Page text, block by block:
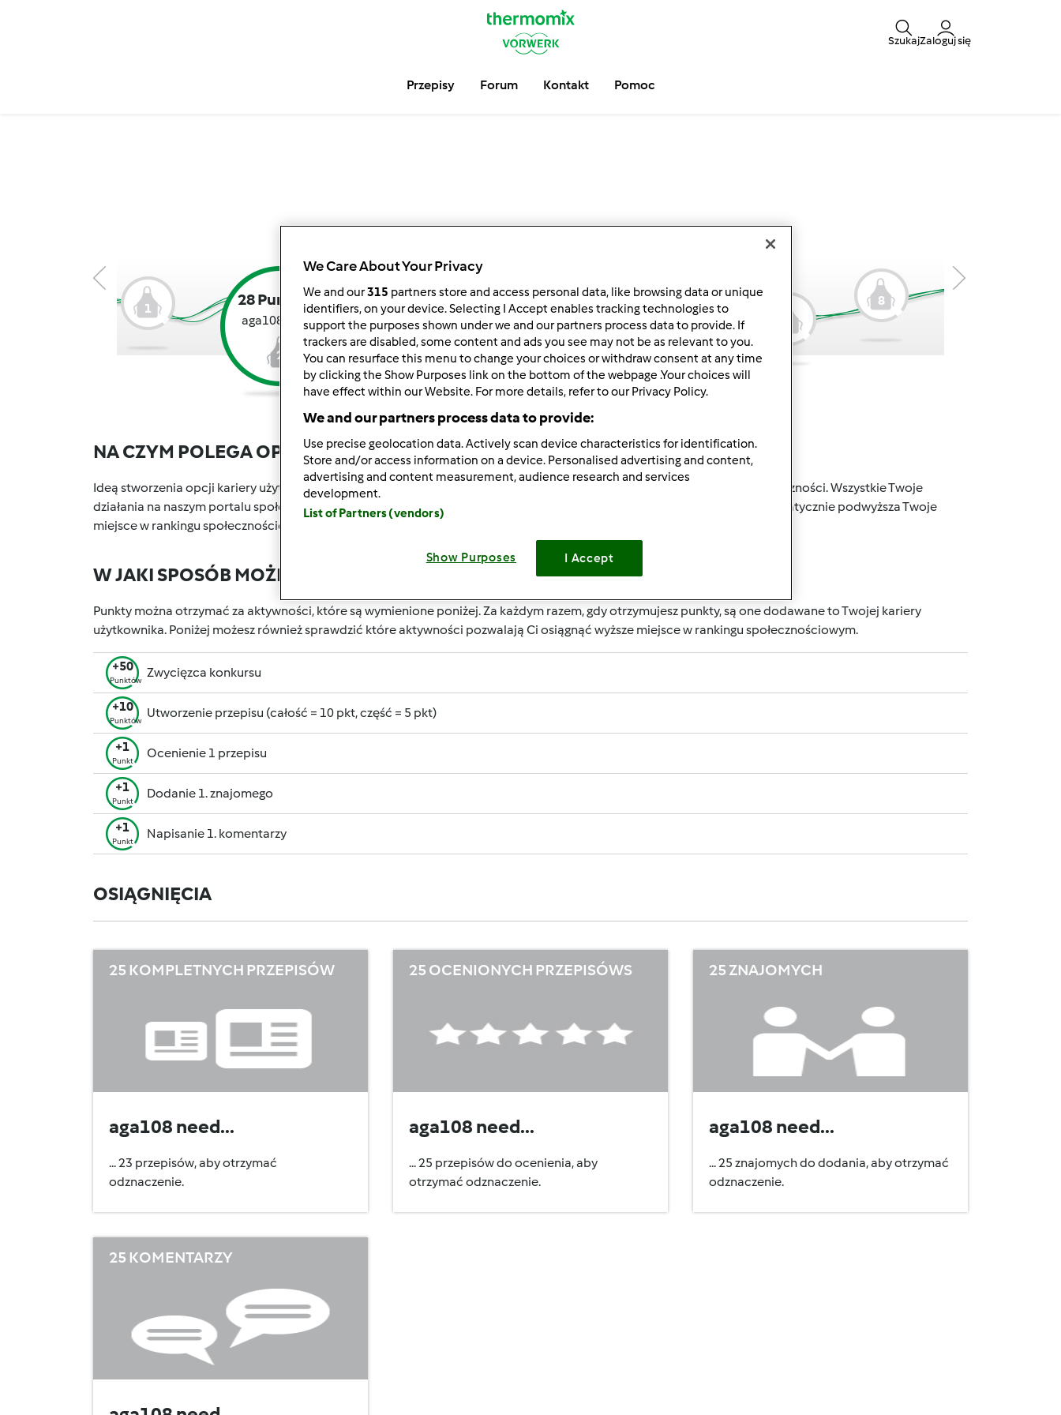
SzukajZaloguj się
Przepisy Forum Kontakt Pomoc
1 28 Punktów
aga108s rank:
2
3
4
5
6
8
NA CZYM POLEGA OPCJA KARIERY UŻYTKOWNIKA?
Ideą stworzenia opcji kariery użytkownika w Przepisowni jest uznanie jego aktywności, które wspierają rozwój naszej społeczności. Wszystkie Twoje
działania na naszym portalu społecznościowym są nagradzane przez punkty. Osiągnięcie określonej liczby punktów, automatycznie podwyższa Twoje
miejsce w rankingu społecznościowym, który określany jest numerem wewnątrz fartucha obok nazwy użytkownika.
W JAKI SPOSÓB MOŻESZ OTRZYMAĆ PUNKTY ZA AKTYWNOŚĆ?
Punkty można otrzymać za aktywności, które są wymienione poniżej. Za każdym razem, gdy otrzymujesz punkty, są one dodawane to Twojej kariery
użytkownika. Poniżej możesz również sprawdzić które aktywności pozwalają Ci osiągnąć wyższe miejsce w rankingu społecznościowym.
+50
Punktów
Zwycięzca konkursu
+10
Punktów
Utworzenie przepisu (całość = 10 pkt, część = 5 pkt)
+1
Punkt
Ocenienie 1 przepisu
+1
Punkt
Dodanie 1. znajomego
+1
Punkt
Napisanie 1. komentarzy
OSIĄGNIĘCIA
25 KOMPLETNYCH PRZEPISÓW
aga108 need...
... 23 przepisów, aby otrzymać
odznaczenie.
25 OCENIONYCH PRZEPISÓWS
aga108 need...
... 25 przepisów do ocenienia, aby
otrzymać odznaczenie.
25 ZNAJOMYCH
aga108 need...
... 25 znajomych do dodania, aby otrzymać
odznaczenie.
25 KOMENTARZY
We Care About Your Privacy
We and our315 partners store and access personal data, like browsing data or unique
identifiers, on your device. Selecting I Accept enables tracking technologies to
support the purposes shown under we and our partners process data to provide. If
trackers are disabled, some content and ads you see may not be as relevant to you.
You can resurface this menu to change your choices or withdraw consent at any time
by clicking the Show Purposes link on the bottom of the webpage .Your choices will
have effect within our Website. For more details, refer to our Privacy Policy.
We and our partners process data to provide:
Use precise geolocation data. Actively scan device characteristics for identification.
Store and/or access information on a device. Personalised advertising and content,
advertising and content measurement, audience research and services
development.
List of Partners (vendors)
Show Purposes I Accept